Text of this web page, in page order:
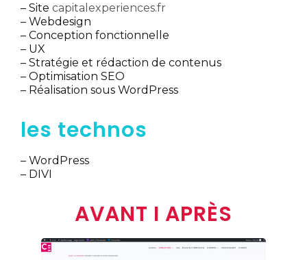
– Site capitalexperiences.fr
– Webdesign
– Conception fonctionnelle
– UX
– Stratégie et rédaction de contenus
– Optimisation SEO
– Réalisation sous WordPress
les technos
– WordPress
– DIVI
AVANT I APRÈS